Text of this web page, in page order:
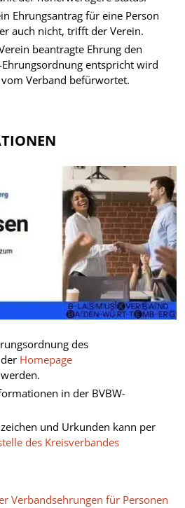
Ehrungsantrag für eine Person
auch nicht, trifft der Verein.
beantragte Ehrung den
Ehrungsordnung entspricht wird
Verband befürwortet.
des
Homepage
in der BVBW-
und Urkunden kann per
des Kreisverbandes
Verbandsehrungen für Personen